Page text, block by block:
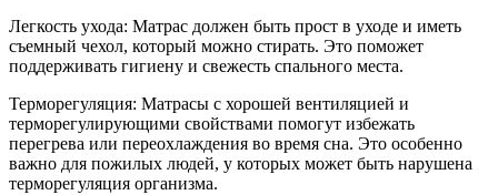
Легкость ухода: Матрас должен быть прост в уходе и иметь
съемный чехол, который можно стирать. Это поможет
поддерживать гигиену и свежесть спального места.
Терморегуляция: Матрасы с хорошей вентиляцией и
терморегулирующими свойствами помогут избежать
перегрева или переохлаждения во время сна. Это особенно
важно для пожилых людей, у которых может быть нарушена
терморегуляция организма.